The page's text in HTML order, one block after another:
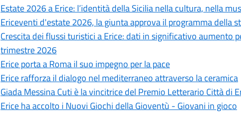
Estate 2026 a Erice: l’identità della Sicilia nella cultura, nella
Ericeventi d'estate 2026, la giunta approva il programma della
Crescita dei flussi turistici a Erice: dati in significativo aumento
trimestre 2026
Erice porta a Roma il suo impegno per la pace
Erice rafforza il dialogo nel mediterraneo attraverso la ceramica
Giada Messina Cuti è la vincitrice del Premio Letterario Città di
Erice ha accolto i Nuovi Giochi della Gioventù - Giovani in gioco